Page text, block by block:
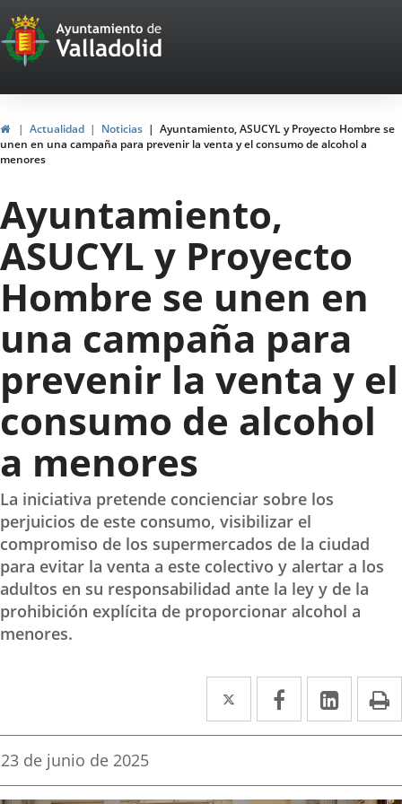
Portal
Web
del
Ayuntamiento
de
Valladolid
HomeActualidad Noticias
Ayuntamiento, ASUCYL y Proyecto Hombre se
unen en una campaña para prevenir la venta y el consumo de alcohol a
menores
Ayuntamiento,
ASUCYL y Proyecto
Hombre se unen en
una campaña para
prevenir la venta y el
consumo de alcohol
a menores
La iniciativa pretende concienciar sobre los
perjuicios de este consumo, visibilizar el
compromiso de los supermercados de la ciudad
para evitar la venta a este colectivo y alertar a los
adultos en su responsabilidad ante la ley y de la
prohibición explícita de proporcionar alcohol a
menores.
Twitter
Enlace
a
aplicación
Facebook
Enlace
a
aplicación
Enlace
a
Fecha
la
23 de junio de 2025